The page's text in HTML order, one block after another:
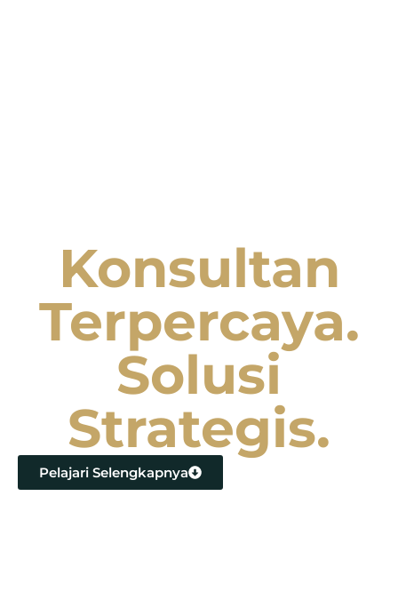
Konsultan
Terpercaya.
Solusi
Strategis.
Pelajari Selengkapnya